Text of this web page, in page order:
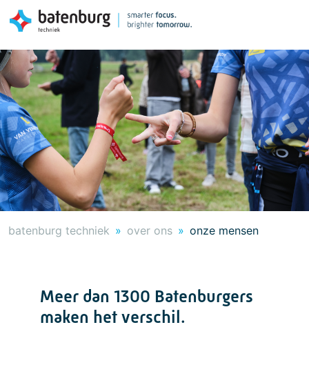
batenburg techniek over ons onze mensen
Meer dan 1300 Batenburgers
maken het verschil.